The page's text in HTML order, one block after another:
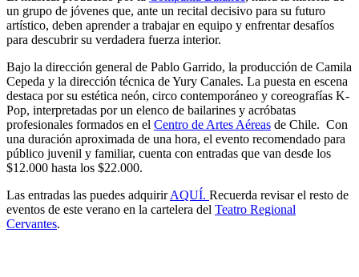
un grupo de jóvenes que, ante un recital decisivo para su futuro
artístico, deben aprender a trabajar en equipo y enfrentar desafíos
para descubrir su verdadera fuerza interior.
Bajo la dirección general de Pablo Garrido, la producción de Camila
Cepeda y la dirección técnica de Yury Canales. La puesta en escena
destaca por su estética neón, circo contemporáneo y coreografías K-
Pop, interpretadas por un elenco de bailarines y acróbatas
profesionales formados en el Centro de Artes Aéreas de Chile. Con
una duración aproximada de una hora, el evento recomendado para
público juvenil y familiar, cuenta con entradas que van desde los
$12.000 hasta los $22.000.
Las entradas las puedes adquirirAQUÍ. Recuerda revisar el resto de
eventos de este verano en la cartelera del Teatro Regional
Cervantes.